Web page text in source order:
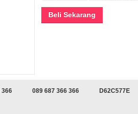
Beli Sekarang
366 089 687 366 366
D62C577E